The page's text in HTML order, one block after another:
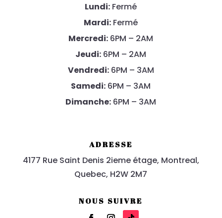
Lundi: Fermé
Mardi: Fermé
Mercredi: 6PM – 2AM
Jeudi: 6PM – 2AM
Vendredi:6PM – 3AM
Samedi: 6PM – 3AM
Dimanche: 6PM – 3AM
ADRESSE
4177 Rue Saint Denis 2ieme étage, Montreal,
Quebec, H2W 2M7
NOUS SUIVRE